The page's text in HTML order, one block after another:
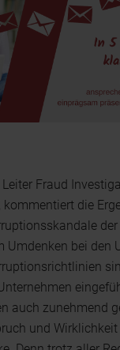
Leiter Fraud
kommentiert die
Umdenken bei den
auch zunehmend
und